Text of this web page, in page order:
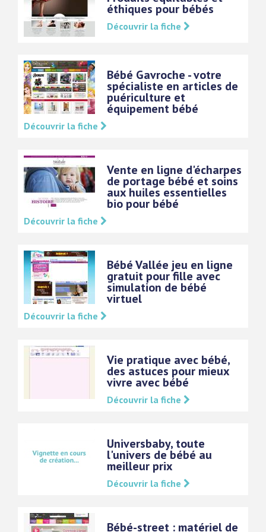
éthiques pour bébés
Découvrir la fiche
Bébé Gavroche - votre
spécialiste en articles de
puériculture et
équipement bébé
Découvrir la fiche
Vente en ligne d'écharpes
de portage bébé et soins
aux huiles essentielles
bio pour bébé
Découvrir la fiche
Bébé Vallée jeu en ligne
gratuit pour fille avec
simulation de bébé
virtuel
Découvrir la fiche
Vie pratique avec bébé,
des astuces pour mieux
vivre avec bébé
Découvrir la fiche
Universbaby, toute
l'univers de bébé au
meilleur prix
Découvrir la fiche
Bébé-street : matériel de